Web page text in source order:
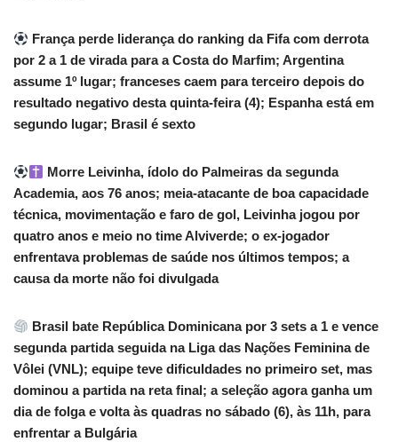
França perde liderança do ranking da Fifa com derrota
por 2 a 1 de virada para a Costa do Marfim; Argentina
assume 1º lugar; franceses caem para terceiro depois do
resultado negativo desta quinta-feira (4); Espanha está em
segundo lugar; Brasil é sexto
Morre Leivinha, ídolo do Palmeiras da segunda
Academia, aos 76 anos; meia-atacante de boa capacidade
técnica, movimentação e faro de gol, Leivinha jogou por
quatro anos e meio no time Alviverde; o ex-jogador
enfrentava problemas de saúde nos últimos tempos; a
causa da morte não foi divulgada
Brasil bate República Dominicana por 3 sets a 1 e vence
segunda partida seguida na Liga das Nações Feminina de
Vôlei (VNL); equipe teve dificuldades no primeiro set, mas
dominou a partida na reta final; a seleção agora ganha um
dia de folga e volta às quadras no sábado (6), às 11h, para
enfrentar a Bulgária